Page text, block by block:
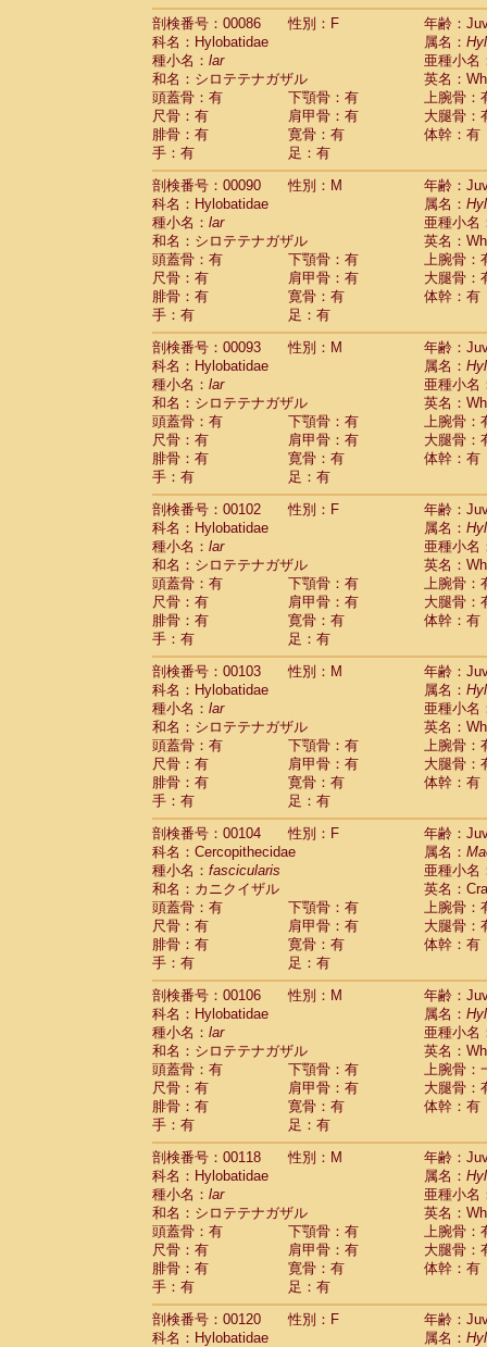
剖検番号：00086
性別：F
年齢：
科名：Hylobatidae
属名：
種小名： lar
亜種小名
和名：シロテテナガザル
英名：
頭蓋骨：有
下顎骨：有
上腕骨：
尺骨：有
肩甲骨：有
大腿骨：
腓骨：有
寛骨：有
体幹：有
手：有
足：有
剖検番号：00090
性別：M
年齢：
科名：Hylobatidae
属名：
種小名： lar
亜種小名
和名：シロテテナガザル
英名：
頭蓋骨：有
下顎骨：有
上腕骨：
尺骨：有
肩甲骨：有
大腿骨：
腓骨：有
寛骨：有
体幹：有
手：有
足：有
剖検番号：00093
性別：M
年齢：
科名：Hylobatidae
属名：
種小名： lar
亜種小名
和名：シロテテナガザル
英名：
頭蓋骨：有
下顎骨：有
上腕骨：
尺骨：有
肩甲骨：有
大腿骨：
腓骨：有
寛骨：有
体幹：有
手：有
足：有
剖検番号：00102
性別：F
年齢：
科名：Hylobatidae
属名：
種小名： lar
亜種小名
和名：シロテテナガザル
英名：
頭蓋骨：有
下顎骨：有
上腕骨：
尺骨：有
肩甲骨：有
大腿骨：
腓骨：有
寛骨：有
体幹：有
手：有
足：有
剖検番号：00103
性別：M
年齢：
科名：Hylobatidae
属名：
種小名： lar
亜種小名
和名：シロテテナガザル
英名：
頭蓋骨：有
下顎骨：有
上腕骨：
尺骨：有
肩甲骨：有
大腿骨：
腓骨：有
寛骨：有
体幹：有
手：有
足：有
剖検番号：00104
性別：F
年齢：
科名：Cercopithecidae
属名：
種小名： fascicularis
亜種小名
和名：カニクイザル
英名：
頭蓋骨：有
下顎骨：有
上腕骨：
尺骨：有
肩甲骨：有
大腿骨：
腓骨：有
寛骨：有
体幹：有
手：有
足：有
剖検番号：00106
性別：M
年齢：
科名：Hylobatidae
属名：
種小名： lar
亜種小名
和名：シロテテナガザル
英名：
頭蓋骨：有
下顎骨：有
上腕骨：
尺骨：有
肩甲骨：有
大腿骨：
腓骨：有
寛骨：有
体幹：有
手：有
足：有
剖検番号：00118
性別：M
年齢：
科名：Hylobatidae
属名：
種小名： lar
亜種小名
和名：シロテテナガザル
英名：
頭蓋骨：有
下顎骨：有
上腕骨：
尺骨：有
肩甲骨：有
大腿骨：
腓骨：有
寛骨：有
体幹：有
手：有
足：有
剖検番号：00120
性別：F
年齢：
科名：Hylobatidae
属名：